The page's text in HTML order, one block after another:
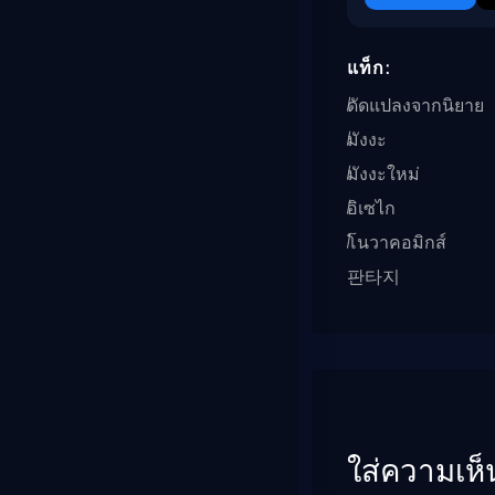
แท็ก:
ดัดแปลงจากนิยาย
มังงะ
มังงะใหม่
อิเซไก
โนวาคอมิกส์
판타지
ใส่ความเ